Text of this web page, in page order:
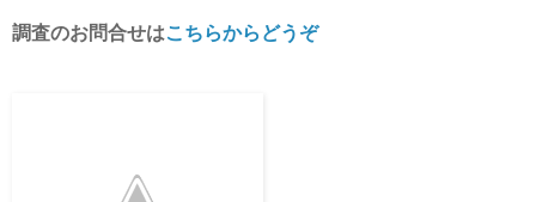
調査のお問合せはこちらからどうぞ